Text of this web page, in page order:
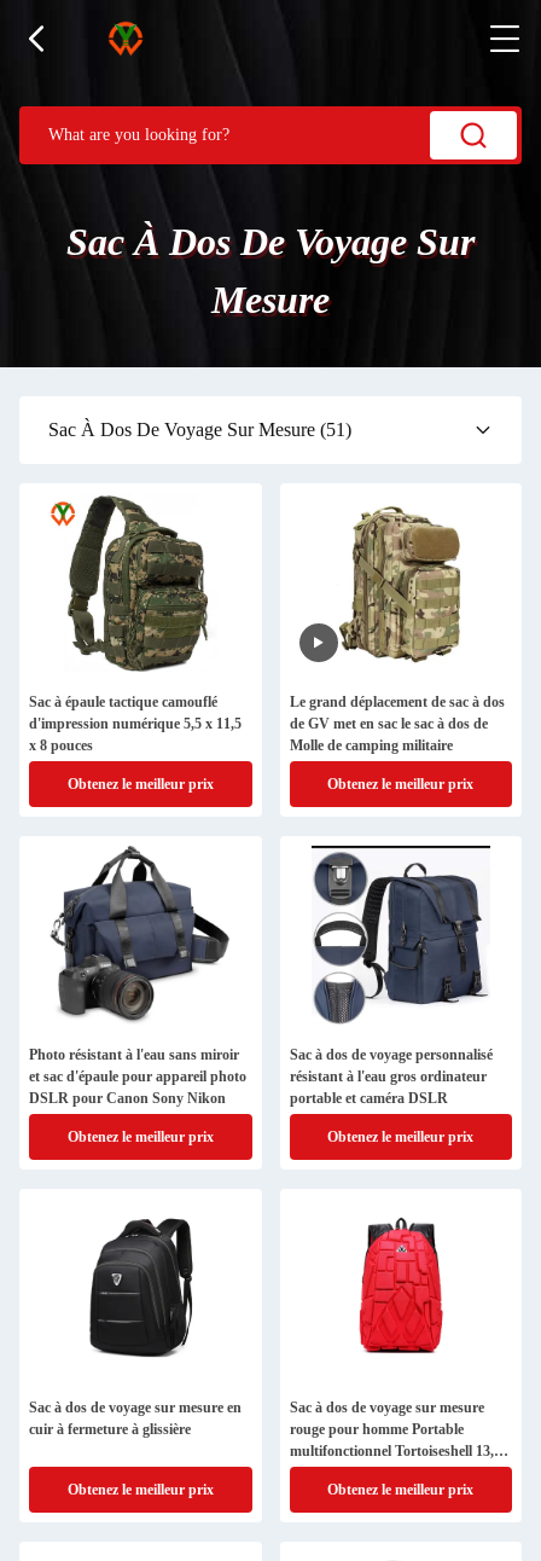
Sac À Dos De Voyage Sur
Mesure
Sac À Dos De Voyage Sur Mesure (51)
Sac à épaule tactique camouflé
d'impression numérique 5,5 x 11,5
x 8 pouces
Obtenez le meilleur prix
Le grand déplacement de sac à dos
de GV met en sac le sac à dos de
Molle de camping militaire
Obtenez le meilleur prix
Photo résistant à l'eau sans miroir
et sac d'épaule pour appareil photo
DSLR pour Canon Sony Nikon
Obtenez le meilleur prix
Sac à dos de voyage personnalisé
résistant à l'eau gros ordinateur
portable et caméra DSLR
Obtenez le meilleur prix
Sac à dos de voyage sur mesure en
cuir à fermeture à glissière
Obtenez le meilleur prix
Sac à dos de voyage sur mesure
rouge pour homme Portable
multifonctionnel Tortoiseshell 13,3
15,6 "
Obtenez le meilleur prix